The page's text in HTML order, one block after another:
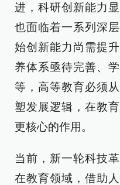
进，科研创新能力
也面临着一系列深
始创新能力尚需提
养体系亟待完善、
等，高等教育必须
塑发展逻辑，在教
更核心的作用。
当前，新一轮科技
在教育领域，借助